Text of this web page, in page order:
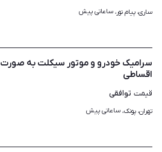
ساری، پیام نور، ساعاتی پیش
سرامیک خودرو و موتور سیکلت به صورت
اقساطی
قیمت توافقی
تهران، پونک، ساعاتی پیش